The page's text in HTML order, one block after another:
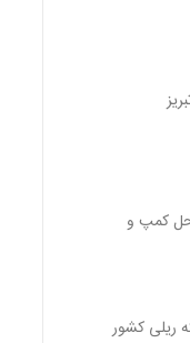
کمپ و
ریلی کشور